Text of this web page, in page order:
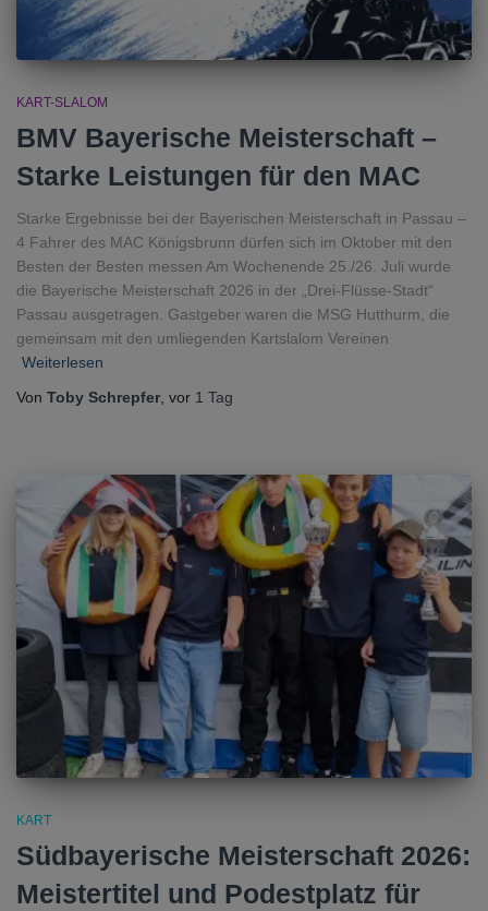
KART-SLALOM
BMV Bayerische Meisterschaft –
Starke Leistungen für den MAC
Starke Ergebnisse bei der Bayerischen Meisterschaft in Passau –
4 Fahrer des MAC Königsbrunn dürfen sich im Oktober mit den
Besten der Besten messen Am Wochenende 25./26. Juli wurde
die Bayerische Meisterschaft 2026 in der „Drei-Flüsse-Stadt“
Passau ausgetragen. Gastgeber waren die MSG Hutthurm, die
gemeinsam mit den umliegenden Kartslalom Vereinen
Weiterlesen
Von Toby Schrepfer , vor 1 Tag
KART
Südbayerische Meisterschaft 2026:
Meistertitel und Podestplatz für